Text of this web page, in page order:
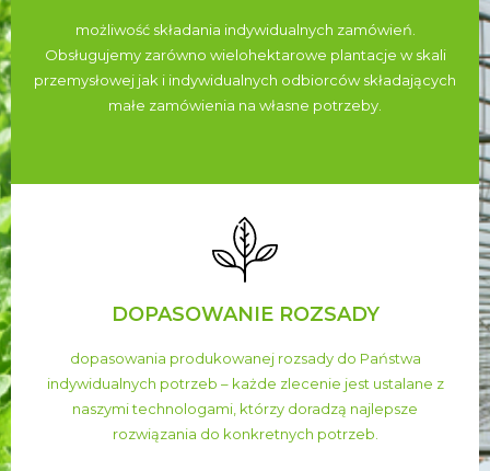
możliwość składania indywidualnych zamówień.
Obsługujemy zarówno wielohektarowe plantacje w skali
przemysłowej jak i indywidualnych odbiorców składających
małe zamówienia na własne potrzeby.
DOPASOWANIE ROZSADY
dopasowania produkowanej rozsady do Państwa
indywidualnych potrzeb – każde zlecenie jest ustalane z
naszymi technologami, którzy doradzą najlepsze
rozwiązania do konkretnych potrzeb.